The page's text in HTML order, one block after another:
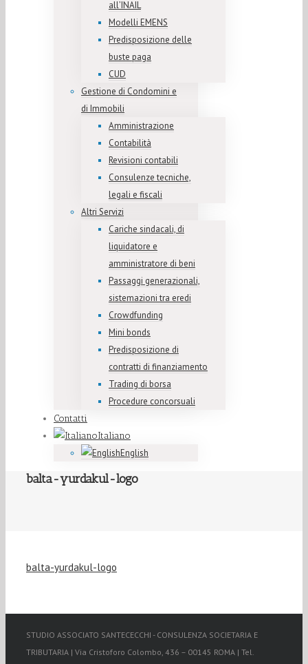
all’INAIL
Modelli EMENS
Predisposizione delle
buste paga
CUD
Gestione di Condomini e
di Immobili
Amministrazione
Contabilità
Revisioni contabili
Consulenze tecniche,
legali e fiscali
Altri Servizi
Cariche sindacali, di
liquidatore e
amministratore di beni
Passaggi generazionali,
sistemazioni tra eredi
Crowdfunding
Mini bonds
Predisposizione di
contratti di finanziamento
Trading di borsa
Procedure concorsuali
Contatti
Italiano
English
balta-yurdakul-logo
balta-yurdakul-logo
STUDIO ASSOCIATO SANTECECCHI - CONSULENZA SOCIETARIA E
TRIBUTARIA | Via Cristoforo Colombo, 436 – 00145 ROMA | Tel.